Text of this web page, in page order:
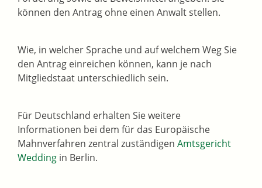
können den Antrag ohne einen Anwalt stellen.
Wie, in welcher Sprache und auf welchem Weg Sie
den Antrag einreichen können, kann je nach
Mitgliedstaat unterschiedlich sein.
Für Deutschland erhalten Sie weitere
Informationen bei dem für das Europäische
Mahnverfahren zentral zuständigen Amtsgericht
Wedding in Berlin.